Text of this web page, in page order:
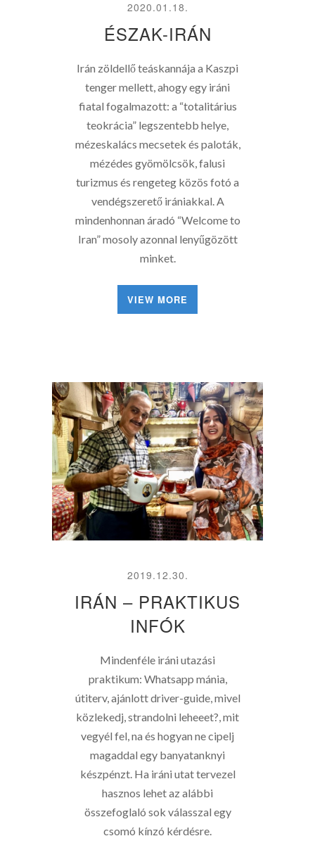
2020.01.18.
ÉSZAK-IRÁN
Irán zöldellő teáskannája a Kaszpi
tenger mellett, ahogy egy iráni
fiatal fogalmazott: a “totalitárius
teokrácia” legszentebb helye,
mézeskalács mecsetek és paloták,
mézédes gyömölcsök, falusi
turizmus és rengeteg közös fotó a
vendégszerető irániakkal. A
mindenhonnan áradó “Welcome to
Iran” mosoly azonnal lenyűgözött
minket.
VIEW MORE
2019.12.30.
IRÁN – PRAKTIKUS
INFÓK
Mindenféle iráni utazási
praktikum: Whatsapp mánia,
útiterv, ajánlott driver-guide, mivel
közlekedj, strandolni leheeet?, mit
vegyél fel, na és hogyan ne cipelj
magaddal egy banyatanknyi
készpénzt. Ha iráni utat tervezel
hasznos lehet az alábbi
összefoglaló sok válasszal egy
csomó kínzó kérdésre.